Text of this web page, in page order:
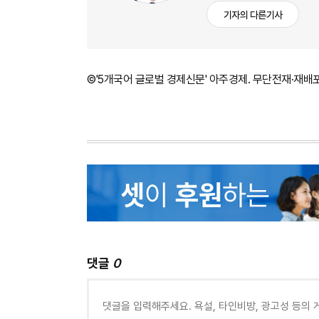
기자의 다른기사
©'5개국어 글로벌 경제신문' 아주경제. 무단전재·재배
댓글 0